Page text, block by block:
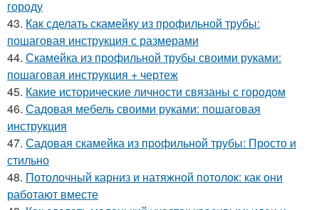
городу
43. Как сделать скамейку из профильной трубы:
пошаговая инструкция с размерами
44. Скамейка из профильной трубы своими руками:
пошаговая инструкция + чертеж
45. Какие исторические личности связаны с городом
46. Садовая мебель своими руками: пошаговая
инструкция
47. Садовая скамейка из профильной трубы: Просто и
стильно
48. Потолочный карниз и натяжной потолок: как они
работают вместе